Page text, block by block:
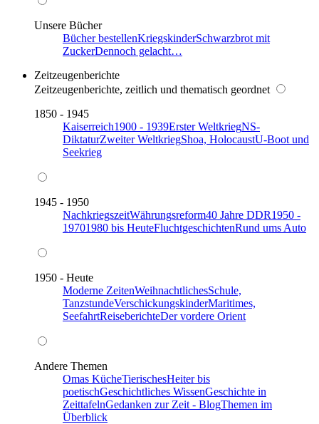
Unsere Bücher
Bücher bestellenKriegskinderSchwarzbrot mit
ZuckerDennoch gelacht…
Zeitzeugenberichte
Zeitzeugenberichte, zeitlich und thematisch geordnet
1850 - 1945
Kaiserreich1900 - 1939Erster WeltkriegNS-
DiktaturZweiter WeltkriegShoa, HolocaustU-Boot und
Seekrieg
1945 - 1950
NachkriegszeitWährungsreform40 Jahre DDR1950 -
19701980 bis HeuteFluchtgeschichtenRund ums Auto
1950 - Heute
Moderne ZeitenWeihnachtlichesSchule,
TanzstundeVerschickungskinderMaritimes,
SeefahrtReiseberichteDer vordere Orient
Andere Themen
Omas KücheTierischesHeiter bis
poetischGeschichtliches WissenGeschichte in
ZeittafelnGedanken zur Zeit - BlogThemen im
Überblick